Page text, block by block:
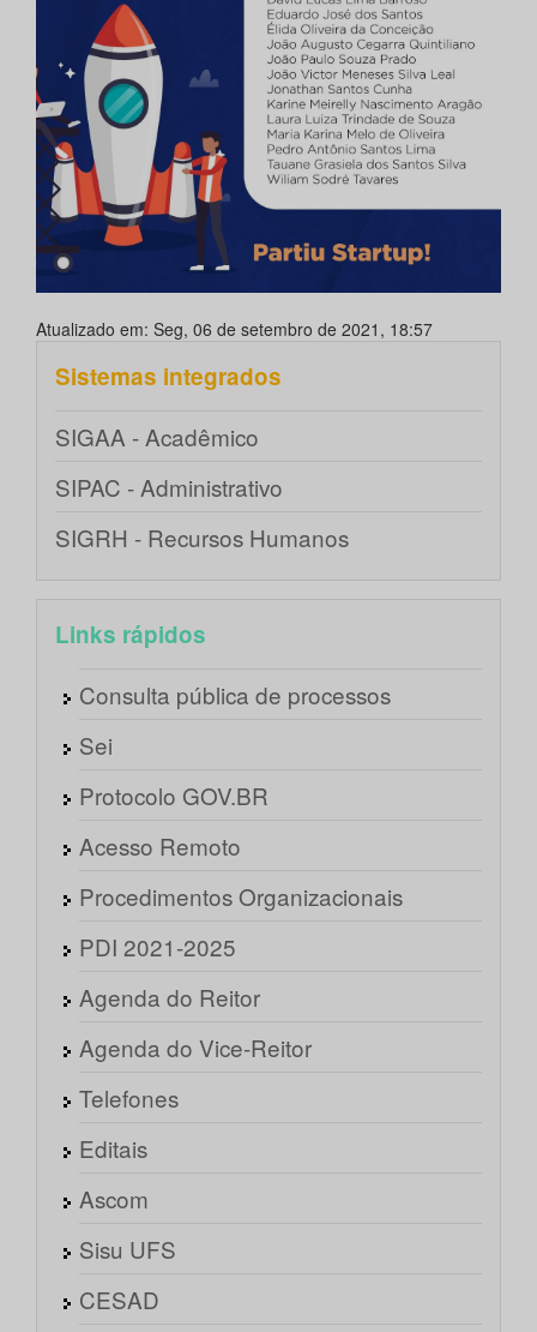
Atualizado em: Seg, 06 de setembro de 2021, 18:57
Sistemas integrados
SIGAA - Acadêmico
SIPAC - Administrativo
SIGRH - Recursos Humanos
Links rápidos
Consulta pública de processos
Sei
Protocolo GOV.BR
Acesso Remoto
Procedimentos Organizacionais
PDI 2021-2025
Agenda do Reitor
Agenda do Vice-Reitor
Telefones
Editais
Ascom
Sisu UFS
CESAD